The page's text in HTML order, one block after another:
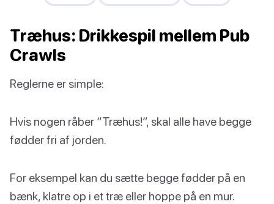
Træhus: Drikkespil mellem Pub
Crawls
Reglerne er simple:
Hvis nogen råber “Træhus!”, skal alle have begge
fødder fri af jorden.
For eksempel kan du sætte begge fødder på en
bænk, klatre op i et træ eller hoppe på en mur.